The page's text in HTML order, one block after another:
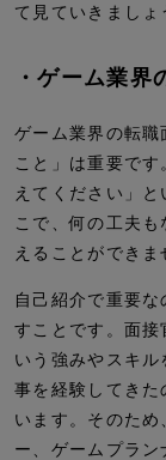
て見ていきましょ
・ゲーム業界
ゲーム業界の転職
こと」は重要で
えてください」
こで、何の工夫
えることができま
自己紹介で重要
すことです。面接
いう強みやスキ
事を経験してきた
います。そのた
ー、ゲームプラ